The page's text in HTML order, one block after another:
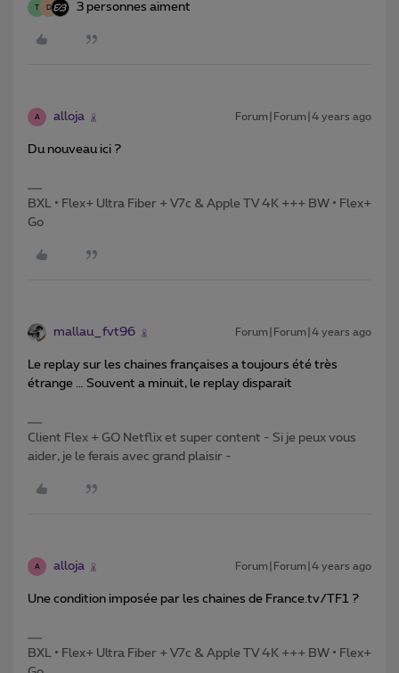
T D 3 personnes aiment
A alloja Forum|Forum|4 years ago
Du nouveau ici ?
BXL • Flex+ Ultra Fiber + V7c & Apple TV 4K +++ BW • Flex+
Go
mallau_fvt96 Forum|Forum|4 years ago
Le replay sur les chaines françaises a toujours été très
étrange … Souvent a minuit, le replay disparait
Client Flex + GO Netflix et super content - Si je peux vous
aider, je le ferais avec grand plaisir -
A alloja Forum|Forum|4 years ago
Une condition imposée par les chaines de France.tv/TF1 ?
BXL • Flex+ Ultra Fiber + V7c & Apple TV 4K +++ BW • Flex+